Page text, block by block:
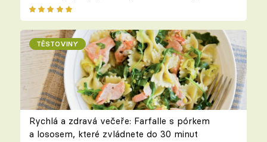
TĚSTOVINY
Rychlá a zdravá večeře: Farfalle s pórkem
a lososem, které zvládnete do 30 minut